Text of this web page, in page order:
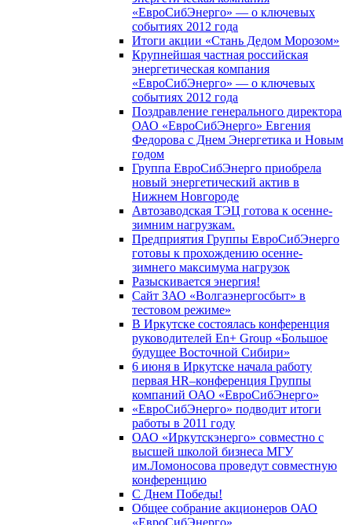
«ЕвроСибЭнерго» — о ключевых
событиях 2012 года
Итоги акции «Стань Дедом Морозом»
Крупнейшая частная российская
энергетическая компания
«ЕвроСибЭнерго» — о ключевых
событиях 2012 года
Поздравление генерального директора
ОАО «ЕвроСибЭнерго» Евгения
Федорова с Днем Энергетика и Новым
годом
Группа ЕвроСибЭнерго приобрела
новый энергетический актив в
Нижнем Новгороде
Автозаводская ТЭЦ готова к осенне-
зимним нагрузкам.
Предприятия Группы ЕвроСибЭнерго
готовы к прохождению осенне-
зимнего максимума нагрузок
Разыскивается энергия!
Сайт ЗАО «Волгаэнергосбыт» в
тестовом режиме»
В Иркутске состоялась конференция
руководителей En+ Group «Большое
будущее Восточной Сибири»
6 июня в Иркутске начала работу
первая HR–конференция Группы
компаний ОАО «ЕвроСибЭнерго»
«ЕвроСибЭнерго» подводит итоги
работы в 2011 году
ОАО «Иркутскэнерго» совместно с
высшей школой бизнеса МГУ
им.Ломоносова проведут совместную
конференцию
С Днем Победы!
Общее собрание акционеров ОАО